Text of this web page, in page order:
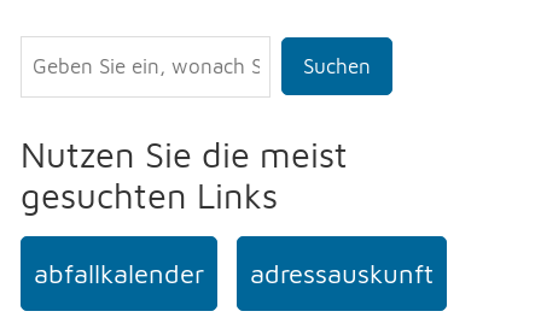
Suchen
Nutzen Sie die meist
gesuchten Links
abfallkalender adressauskunft